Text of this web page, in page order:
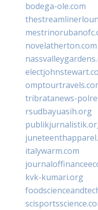
bodega-ole.com
novelatherton.com
tribratanews-
rsudbayuasih.org
italywarm.com
kvk-kumari.org